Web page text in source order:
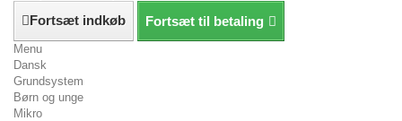
Fortsæt indkøb Fortsæt til betaling
Menu
Dansk
Grundsystem
Børn og unge
Mikro